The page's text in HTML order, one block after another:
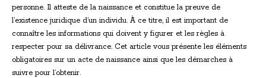
personne. Il atteste de la naissance et constitue la preuve de
l’existence juridique d’un individu. À ce titre, il est important de
connaître les informations qui doivent y figurer et les règles à
respecter pour sa délivrance. Cet article vous présente les éléments
obligatoires sur un acte de naissance ainsi que les démarches à
suivre pour l’obtenir.